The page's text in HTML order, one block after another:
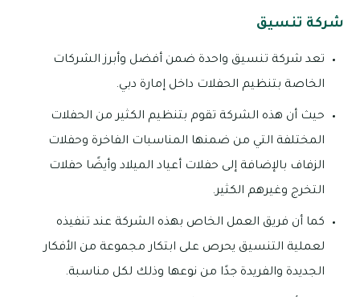
شركة تنسيق
تعد شركة تنسيق واحدة ضمن أفضل وأبرز الشركات
الخاصة بتنظيم الحفلات داخل إمارة دبي.
حيث أن هذه الشركة تقوم بتنظيم الكثير من الحفلات
المختلفة التي من ضمنها المناسبات الفاخرة وحفلات
الزفاف بالإضافة إلى حفلات أعياد الميلاد وأيضًا حفلات
التخرج وغيرهم الكثير.
كما أن فريق العمل الخاص بهذه الشركة عند تنفيذه
لعملية التنسيق يحرص على ابتكار مجموعة من الأفكار
الجديدة والفريدة جدًا من نوعها وذلك لكل مناسبة.